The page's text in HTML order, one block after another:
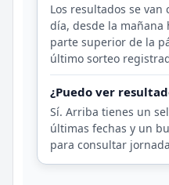
Los resultados se
día, desde la mañana
parte superior de la
último sorteo
¿Puedo ver
Sí. Arriba tienes un
últimas fechas y un
para consultar